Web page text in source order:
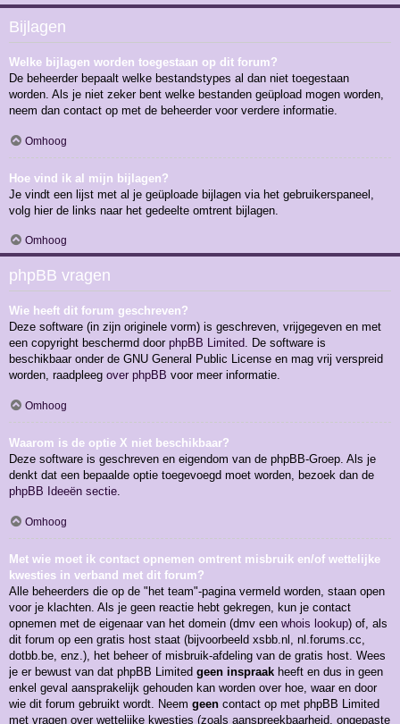
Bijlagen
Welke bijlagen worden toegestaan op dit forum?
De beheerder bepaalt welke bestandstypes al dan niet toegestaan
worden. Als je niet zeker bent welke bestanden geüpload mogen worden,
neem dan contact op met de beheerder voor verdere informatie.
Omhoog
Hoe vind ik al mijn bijlagen?
Je vindt een lijst met al je geüploade bijlagen via het gebruikerspaneel,
volg hier de links naar het gedeelte omtrent bijlagen.
Omhoog
phpBB vragen
Wie heeft dit forum geschreven?
Deze software (in zijn originele vorm) is geschreven, vrijgegeven en met
een copyright beschermd door phpBB Limited. De software is
beschikbaar onder de GNU General Public License en mag vrij verspreid
worden, raadpleeg over phpBB voor meer informatie.
Omhoog
Waarom is de optie X niet beschikbaar?
Deze software is geschreven en eigendom van de phpBB-Groep. Als je
denkt dat een bepaalde optie toegevoegd moet worden, bezoek dan de
phpBB Ideeën sectie.
Omhoog
Met wie moet ik contact opnemen omtrent misbruik en/of wettelijke
kwesties in verband met dit forum?
Alle beheerders die op de "het team"-pagina vermeld worden, staan open
voor je klachten. Als je geen reactie hebt gekregen, kun je contact
opnemen met de eigenaar van het domein (dmv een whois lookup) of, als
dit forum op een gratis host staat (bijvoorbeeld xsbb.nl, nl.forums.cc,
dotbb.be, enz.), het beheer of misbruik-afdeling van de gratis host. Wees
je er bewust van dat phpBB Limited geen inspraak heeft en dus in geen
enkel geval aansprakelijk gehouden kan worden over hoe, waar en door
wie dit forum gebruikt wordt. Neem geen contact op met phpBB Limited
met vragen over wettelijke kwesties (zoals aanspreekbaarheid, ongepaste